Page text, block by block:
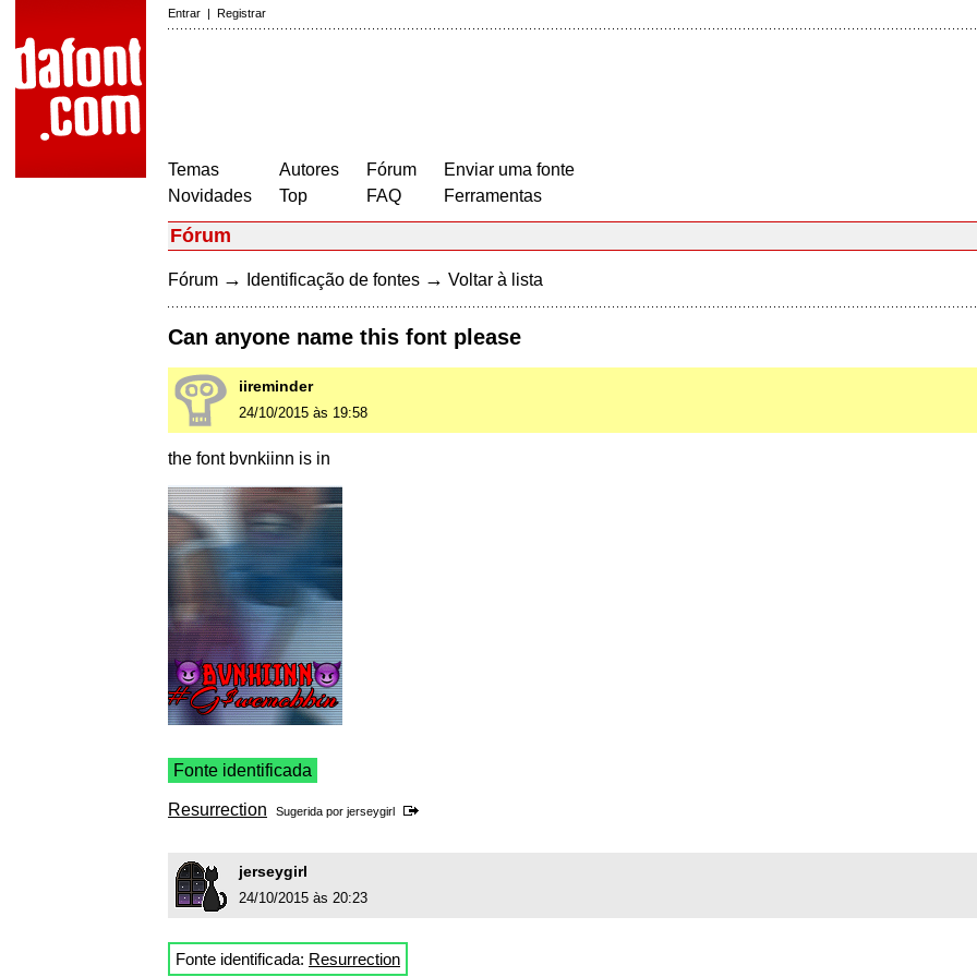
Entrar | Registrar
Temas
Novidades
Autores
Top
Fórum
FAQ
Enviar uma fonte
Ferramentas
Fórum
Fórum → Identificação de fontes → Voltar à lista
Can anyone name this font please
iireminder
24/10/2015 às 19:58
the font bvnkiinn is in
Fonte identificada
Resurrection Sugerida por jerseygirl
jerseygirl
24/10/2015 às 20:23
Fonte identificada: Resurrection